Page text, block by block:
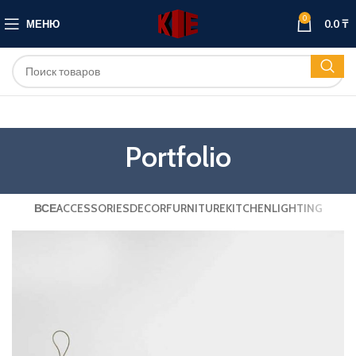
МЕНЮ 0 0.0₸
Portfolio
ВСЕACCESSORIESDECORFURNITUREKITCHENLIGHTING